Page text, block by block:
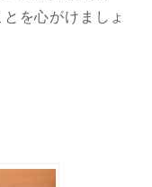
を心がけましょ